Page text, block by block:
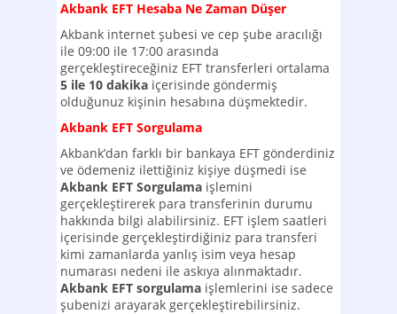
Akbank EFT Hesaba Ne Zaman Düşer
Akbank internet şubesi ve cep şube aracılığı
ile 09:00 ile 17:00 arasında
gerçekleştireceğiniz EFT transferleri ortalama
5 ile 10 dakika içerisinde göndermiş
olduğunuz kişinin hesabına düşmektedir.
Akbank EFT Sorgulama
Akbank’dan farklı bir bankaya EFT gönderdiniz
ve ödemeniz ilettiğiniz kişiye düşmedi ise
Akbank EFT Sorgulama işlemini
gerçekleştirerek para transferinin durumu
hakkında bilgi alabilirsiniz. EFT işlem saatleri
içerisinde gerçekleştirdiğiniz para transferi
kimi zamanlarda yanlış isim veya hesap
numarası nedeni ile askıya alınmaktadır.
Akbank EFT sorgulama işlemlerini ise sadece
şubenizi arayarak gerçekleştirebilirsiniz.